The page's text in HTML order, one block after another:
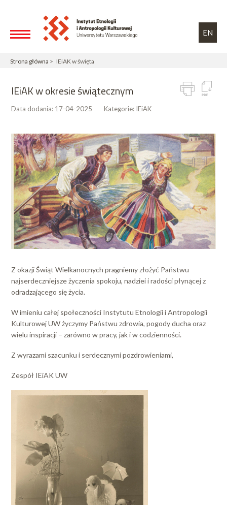
EN
Strona główna > IEiAK w święta
IEiAK w okresie świątecznym
Data dodania: 17-04-2025 Kategorie: IEiAK
Z okazji Świąt Wielkanocnych pragniemy złożyć Państwu
najserdeczniejsze życzenia spokoju, nadziei i radości płynącej z
odradzającego się życia.
W imieniu całej społeczności Instytutu Etnologii i Antropologii
Kulturowej UW życzymy Państwu zdrowia, pogody ducha oraz
wielu inspiracji – zarówno w pracy, jak i w codzienności.
Z wyrazami szacunku i serdecznymi pozdrowieniami,
Zespół IEiAK UW